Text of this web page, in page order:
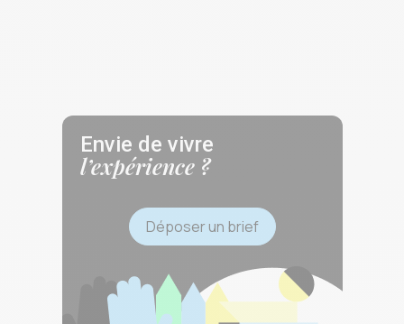
Envie de vivre
l’expérience ?
Déposer un brief